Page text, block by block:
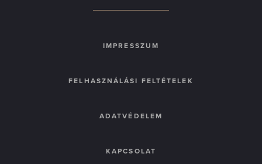
IMPRESSZUM
FELHASZNÁLÁSI FELTÉTELEK
ADATVÉDELEM
KAPCSOLAT